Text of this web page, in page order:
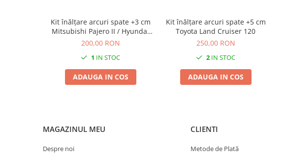
Kit înălțare arcuri spate +3 cm
Mitsubishi Pajero II / Hyundai
Galloper
200,00 RON
1 IN STOC
ADAUGA IN COS
Kit înălțare arcuri spate +5 cm
Toyota Land Cruiser 120
250,00 RON
2 IN STOC
ADAUGA IN COS
MAGAZINUL MEU
Despre noi
CLIENTI
Metode de Plată